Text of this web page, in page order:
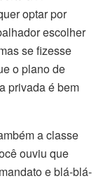
optar por
escolher
se fizesse
o plano de
privada é bem
a classe
ouviu que
e blá-blá-